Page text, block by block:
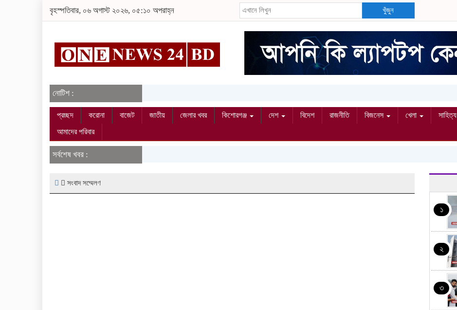
বৃহস্পতিবার, ০৬ অগাস্ট ২০২৬, ০৫:১০ অপরাহ্ন খুঁজুন
নোটিশ :
প্রচ্ছদ করোনা বাজেট জাতীয় জেলার খবর কিশোরগঞ্জ দেশ বিদেশ রাজনীতি বিজনেস খেলা সাহিত্য
আমাদের পরিবার
সর্বশেষ খবর :
সংবাদ সম্মেলণ
১
২
৩